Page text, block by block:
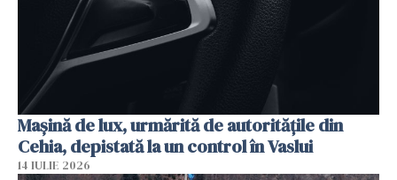
Mașină de lux, urmărită de autoritățile din
Cehia, depistată la un control în Vaslui
14 IULIE 2026